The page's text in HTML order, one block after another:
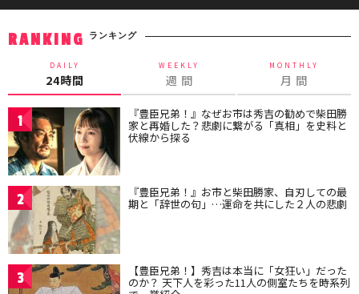
RANKING ランキング
DAILY
24時間
WEEKLY
週 間
MONTHLY
月 間
1 『豊臣兄弟！』なぜお市は秀吉の勧めで柴田勝
家と再婚した？悲劇に繋がる「真相」を史料と
伏線から探る
2 『豊臣兄弟！』お市と柴田勝家、自刃しての最
期と「辞世の句」…運命を共にした２人の悲劇
3 【豊臣兄弟！】秀吉は本当に「女狂い」だった
のか？ 天下人を彩った11人の側室たちを時系列